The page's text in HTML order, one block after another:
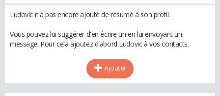
Ludovic n'a pas encore ajouté de résumé à son profil.
Vous pouvez lui suggérer d'en écrire un en lui envoyant un
message. Pour cela ajoutez d'abord Ludovic à vos contacts.
Ajouter